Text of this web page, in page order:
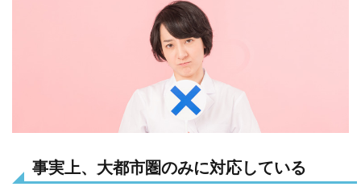
事実上、大都市圏のみに対応している